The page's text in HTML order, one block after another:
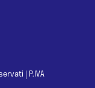
| P.IVA